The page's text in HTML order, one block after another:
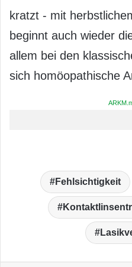
kratzt - mit
beginnt auch wieder
allem bei den
sich homöopathische
Fehlsichtigkeit